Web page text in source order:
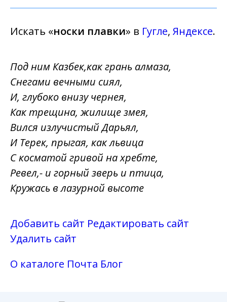
Искать «носки плавки» в Гугле, Яндексе.
Под ним Казбек,как грань алмаза,
Снегами вечными сиял,
И, глубоко внизу чернея,
Как трещина, жилище змея,
Вился излучистый Дарьял,
И Терек, прыгая, как львица
С косматой гривой на хребте,
Ревел,- и горный зверь и птица,
Кружась в лазурной высоте
Добавить сайт Редактировать сайт
Удалить сайт
О каталоге Почта Блог